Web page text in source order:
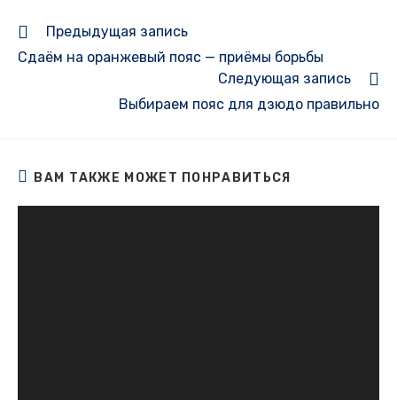
Еще
Предыдущая запись
Сдаём на оранжевый пояс — приёмы борьбы
Следующая запись
Выбираем пояс для дзюдо правильно
ВАМ ТАКЖЕ МОЖЕТ ПОНРАВИТЬСЯ